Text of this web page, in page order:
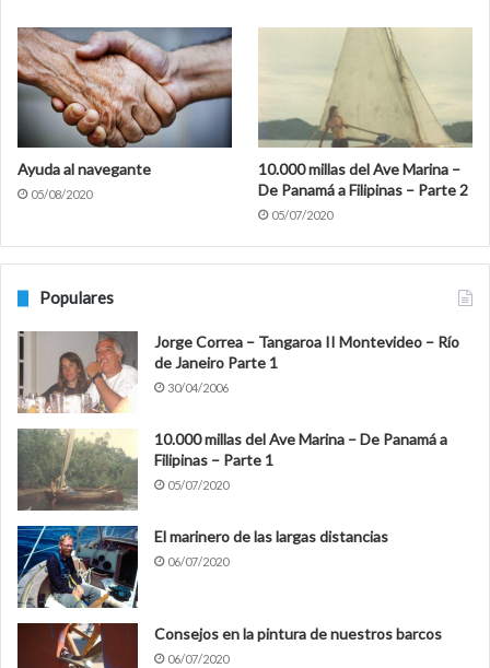
Ayuda al navegante
05/08/2020
10.000 millas del Ave Marina –
De Panamá a Filipinas – Parte 2
05/07/2020
Populares
Jorge Correa – Tangaroa II Montevideo – Río
de Janeiro Parte 1
30/04/2006
10.000 millas del Ave Marina – De Panamá a
Filipinas – Parte 1
05/07/2020
El marinero de las largas distancias
06/07/2020
Consejos en la pintura de nuestros barcos
06/07/2020